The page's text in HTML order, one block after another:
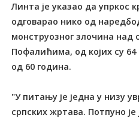
Линта је указао да упркос
одговарао нико од
монструозног злочина над
Пофалићима, од којих су
од 60 година.
"У питању је једна у низу
српских жртава. Потпуно